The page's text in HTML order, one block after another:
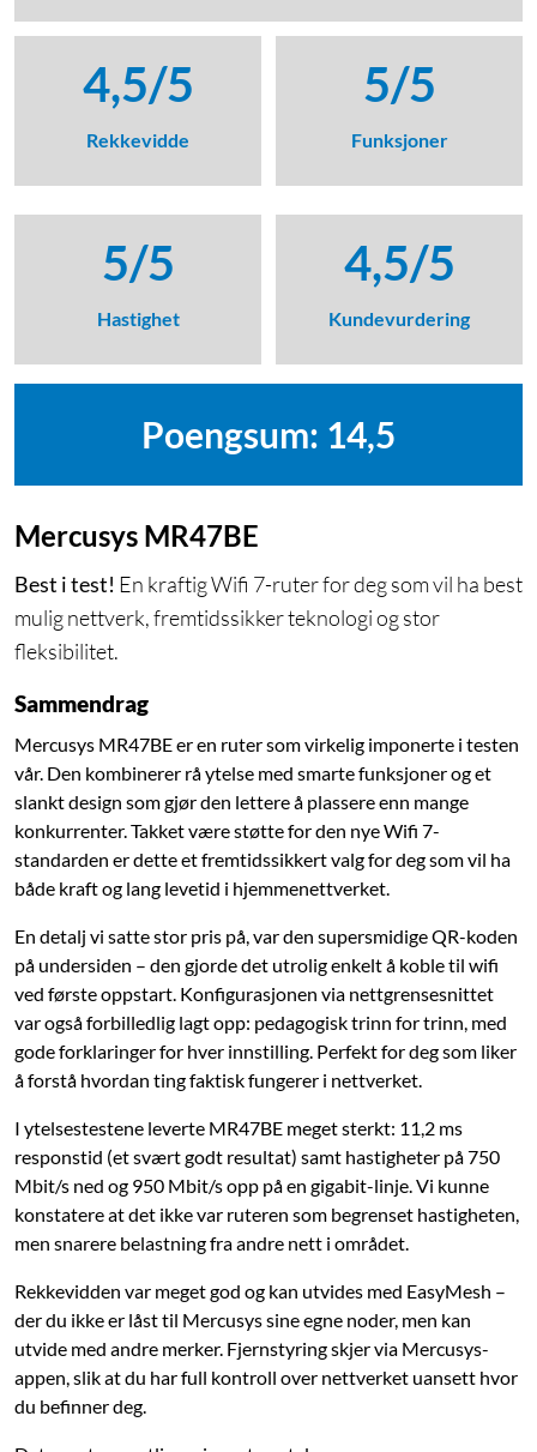
4,5/5
Rekkevidde
5/5
Hastighet
5/5
Funksjoner
4,5/5
Kunde­vurdering
Poengsum: 14,5
Mercusys MR47BE
Best i test! En kraftig Wifi 7-ruter for deg som vil ha best
mulig nettverk, fremtidssikker teknologi og stor
fleksibilitet.
Sammendrag
Mercusys MR47BE er en ruter som virkelig imponerte i testen
vår. Den kombinerer rå ytelse med smarte funksjoner og et
slankt design som gjør den lettere å plassere enn mange
konkurrenter. Takket være støtte for den nye Wifi 7-
standarden er dette et fremtidssikkert valg for deg som vil ha
både kraft og lang levetid i hjemmenettverket.
En detalj vi satte stor pris på, var den supersmidige QR-koden
på undersiden – den gjorde det utrolig enkelt å koble til wifi
ved første oppstart. Konfigurasjonen via nettgrensesnittet
var også forbilledlig lagt opp: pedagogisk trinn for trinn, med
gode forklaringer for hver innstilling. Perfekt for deg som liker
å forstå hvordan ting faktisk fungerer i nettverket.
I ytelsestestene leverte MR47BE meget sterkt: 11,2 ms
responstid (et svært godt resultat) samt hastigheter på 750
Mbit/s ned og 950 Mbit/s opp på en gigabit-linje. Vi kunne
konstatere at det ikke var ruteren som begrenset hastigheten,
men snarere belastning fra andre nett i området.
Rekkevidden var meget god og kan utvides med EasyMesh –
der du ikke er låst til Mercusys sine egne noder, men kan
utvide med andre merker. Fjernstyring skjer via Mercusys-
appen, slik at du har full kontroll over nettverket uansett hvor
du befinner deg.